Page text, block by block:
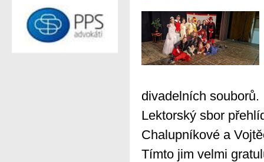
divadelních souborů.
Lektorský sbor
Chalupníkové a
Tímto jim velmi